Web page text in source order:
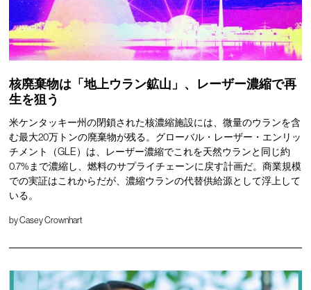
核廃棄物は「地上ウラン鉱山」、レーザー濃縮で再
生を狙う
米ケンタッキー州の閉鎖された核濃縮施設には、微量のウランを含
む最大20万トンの廃棄物が残る。グローバル・レーザー・エンリッ
チメント（GLE）は、レーザー濃縮でこれを天然ウランと同じ約
0.7%まで濃縮し、燃料のサプライチェーンに戻す計画だ。商業規模
での実証はこれからだが、濃縮ウランの代替供給源として浮上して
いる。
byCasey Crownhart